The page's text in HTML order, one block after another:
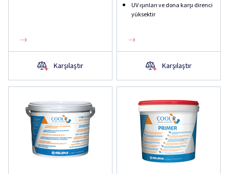
Karşılaştır
UV ışınları ve dona karşı direnci
yüksektir
Karşılaştır